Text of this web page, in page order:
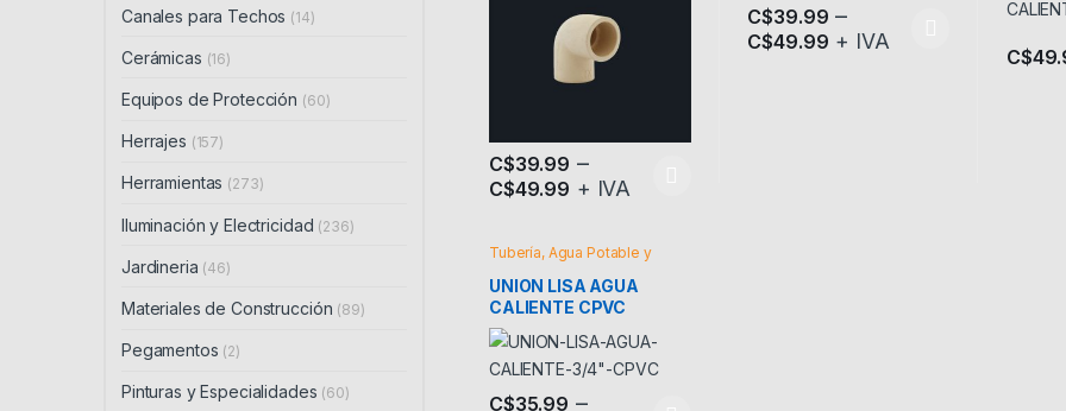
C$39.99 –
C$49.99 + IVA
Este producto tiene múltiples variantes. Las opciones se pueden elegir en
C$39.99 –
C$49.99 + IVA
Este producto tiene múltiples variantes.
C$
Tubería, Agua Potable y
UNION LISA AGUA
CALIENTE CPVC
C$35.99 –
Canales para Techos (14)
Cerámicas (16)
Equipos de Protección (60)
Herrajes (157)
Herramientas (273)
Iluminación y Electricidad (236)
Jardineria (46)
Materiales de Construcción (89)
Pegamentos (2)
Pinturas y Especialidades (60)